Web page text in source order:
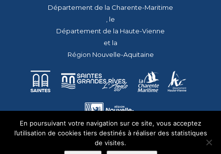
Département de la Charente-Maritime
, le
Département de la Haute-Vienne
et la
Région Nouvelle-Aquitaine
En poursuivant votre navigation sur ce site, vous acceptez
l’utilisation de cookies tiers destinés à réaliser des statistiques
de visites.